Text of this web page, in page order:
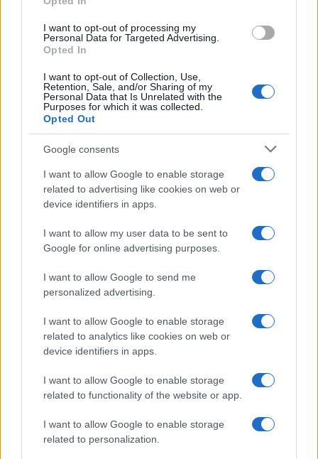
I want to opt-out of processing my
Personal Data for Targeted Advertising.
Opted In
I want to opt-out of Collection, Use,
Retention, Sale, and/or Sharing of my
Personal Data that Is Unrelated with the
Purposes for which it was collected.
Opted Out
Google consents
I want to allow Google to enable storage
related to advertising like cookies on web or
device identifiers in apps.
I want to allow my user data to be sent to
Google for online advertising purposes.
I want to allow Google to send me
personalized advertising.
I want to allow Google to enable storage
related to analytics like cookies on web or
device identifiers in apps.
I want to allow Google to enable storage
related to functionality of the website or app.
I want to allow Google to enable storage
related to personalization.
Ricevi le nostre ultime news
Condividi l'articolo
F
a
ce
b
o
k
T
w
it
te
r
Pi
n
te
re
st
h
at
s
A
p
h
a
Articolo precedente
Prossimo articolo
NOTIZIE RECENTI
Sangue, musica e solidarietà con Avis Olbia al
Delta Center
Meteo Olbia 9 agosto, temperature in calo
Salmo finisce in ospedale a Catania, ma il tour